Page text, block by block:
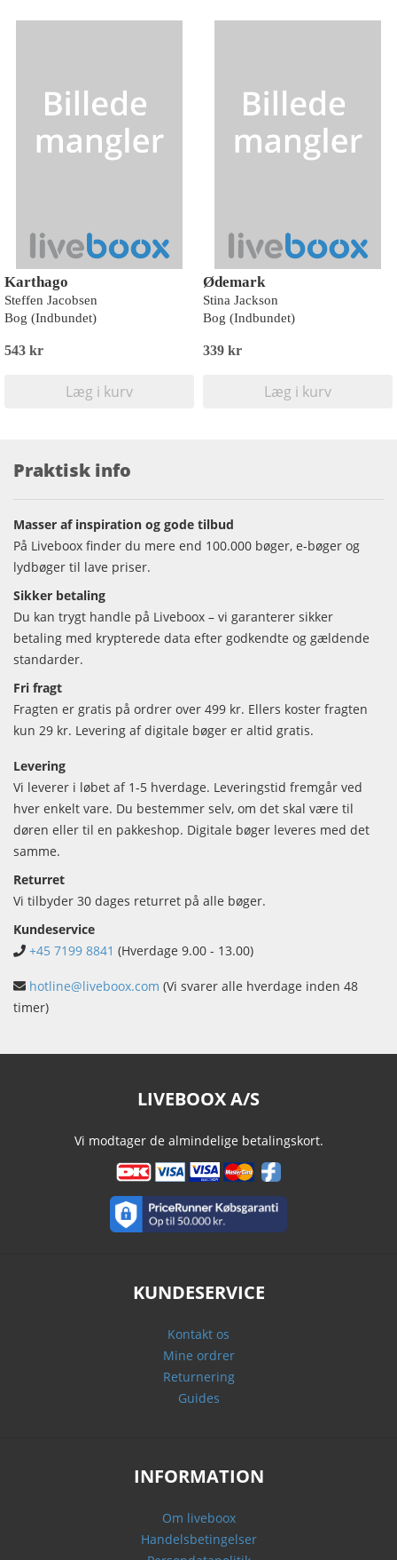
Karthago
Steffen Jacobsen
Bog (Indbundet)
543 kr
Læg i kurv
Ødemark
Stina Jackson
Bog (Indbundet)
339 kr
Læg i kurv
Praktisk info
Masser af inspiration og gode tilbud
På Liveboox finder du mere end 100.000 bøger, e-bøger og
lydbøger til lave priser.
Sikker betaling
Du kan trygt handle på Liveboox – vi garanterer sikker
betaling med krypterede data efter godkendte og gældende
standarder.
Fri fragt
Fragten er gratis på ordrer over 499 kr. Ellers koster fragten
kun 29 kr. Levering af digitale bøger er altid gratis.
Levering
Vi leverer i løbet af 1-5 hverdage. Leveringstid fremgår ved
hver enkelt vare. Du bestemmer selv, om det skal være til
døren eller til en pakkeshop. Digitale bøger leveres med det
samme.
Returret
Vi tilbyder 30 dages returret på alle bøger.
Kundeservice
+45 7199 8841 (Hverdage 9.00 - 13.00)
hotline@liveboox.com (Vi svarer alle hverdage inden 48
timer)
LIVEBOOX A/S
Vi modtager de almindelige betalingskort.
KUNDESERVICE
Kontakt os
Mine ordrer
Returnering
Guides
INFORMATION
Om liveboox
Handelsbetingelser